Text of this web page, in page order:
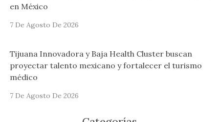
en México
7 De Agosto De 2026
Tijuana Innovadora y Baja Health Cluster buscan
proyectar talento mexicano y fortalecer el turismo
médico
7 De Agosto De 2026